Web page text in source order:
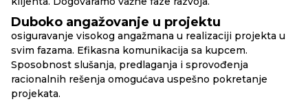
Duboko angažovanje u projektu
osiguravanje visokog angažmana u realizaciji projekta u
svim fazama. Efikasna komunikacija sa kupcem.
Sposobnost slušanja, predlaganja i sprovođenja
racionalnih rešenja omogućava uspešno pokretanje
projekata.